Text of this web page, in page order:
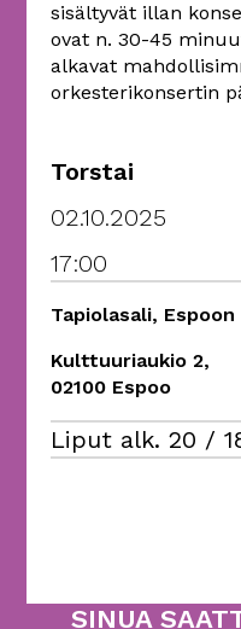
sisältyvät illan
ovat n. 30-45
alkavat
orkesterikonsertin
Torstai
02.10.2025
17:00
Tapiolasali,
Kulttuuriaukio 2,
02100 Espoo
Liput alk. 20 /
SINUA